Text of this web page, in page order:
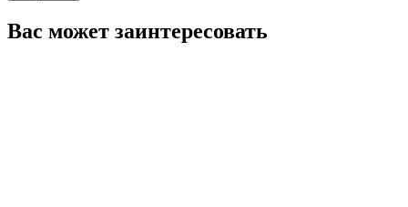
Вас может заинтересовать